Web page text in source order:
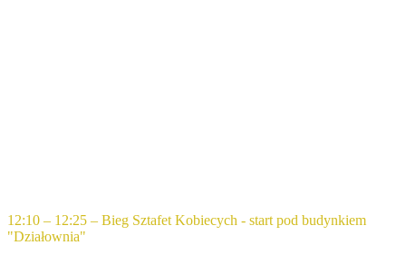
12:10 – 12:25 – Bieg Sztafet Kobiecych - start pod budynkiem
"Działownia"